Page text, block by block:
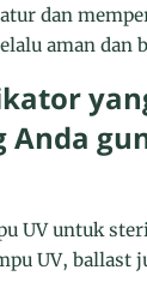
dan
aman dan
UV untuk
UV, ballast